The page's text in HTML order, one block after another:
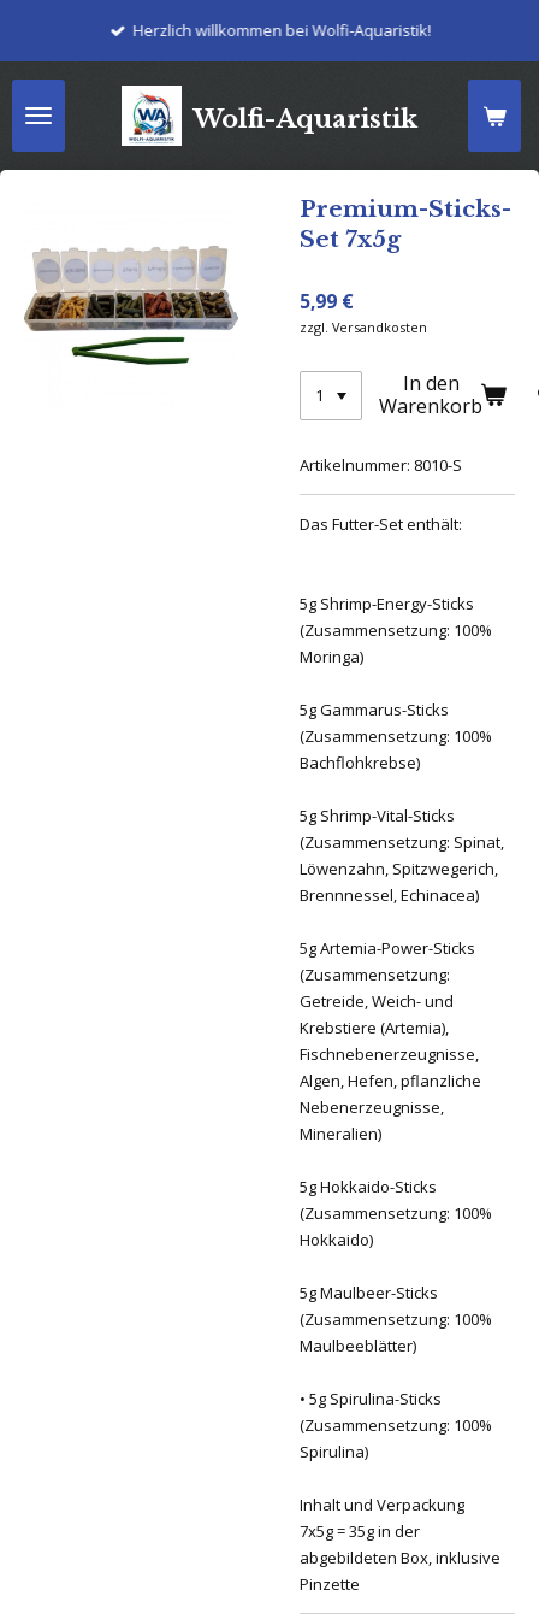
springen
Wolfi-Aquaristik
Herzlich willkommen bei Wolfi-Aquaristik!
Premium-Sticks-
Set 7x5g
5,99 €
zzgl. Versandkosten
In den
Warenkorb
Artikelnummer: 8010-S
Das Futter-Set enthält:
5g Shrimp-Energy-Sticks
(Zusammensetzung: 100%
Moringa)
5g Gammarus-Sticks
(Zusammensetzung: 100%
Bachflohkrebse)
5g Shrimp-Vital-Sticks
(Zusammensetzung: Spinat,
Löwenzahn, Spitzwegerich,
Brennnessel, Echinacea)
5g Artemia-Power-Sticks
(Zusammensetzung:
Getreide, Weich- und
Krebstiere (Artemia),
Fischnebenerzeugnisse,
Algen, Hefen, pflanzliche
Nebenerzeugnisse,
Mineralien)
5g Hokkaido-Sticks
(Zusammensetzung: 100%
Hokkaido)
5g Maulbeer-Sticks
(Zusammensetzung: 100%
Maulbeeblätter)
• 5g Spirulina-Sticks
(Zusammensetzung: 100%
Spirulina)
Inhalt und Verpackung
7x5g = 35g in der
abgebildeten Box, inklusive
Pinzette